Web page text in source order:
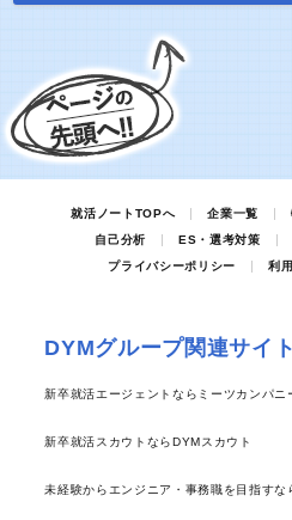
就活ノートTOPへ 企業一覧
自己分析
ES・選考対策
プライバシーポリシー
利
DYMグループ関連サイト
新卒就活エージェントならミーツカンパニ
新卒就活スカウトならDYMスカウト
未経験からエンジニア・事務職を目指すな